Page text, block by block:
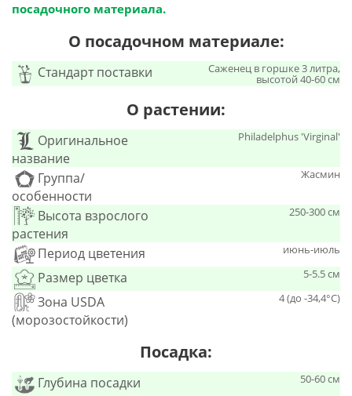
посадочного материала.
О посадочном материале:
Стандарт поставки Саженец в горшке 3 литра,
высотой 40-60 см
О растении:
Оригинальное
название
Philadelphus 'Virginal'
Группа/
особенности
Жасмин
Высота взрослого
растения
250-300 см
Период цветения июнь-июль
Размер цветка 5-5.5 см
Зона USDA
(морозостойкости)
4 (до -34,4°С)
Посадка:
Глубина посадки 50-60 см